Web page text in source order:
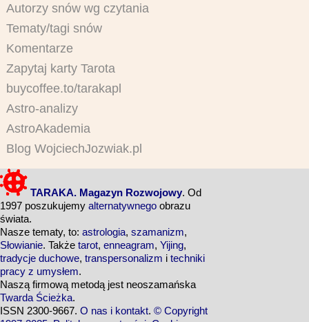
Autorzy snów wg czytania
Tematy/tagi snów
Komentarze
Zapytaj karty Tarota
buycoffee.to/tarakapl
Astro-analizy
AstroAkademia
Blog WojciechJozwiak.pl
TARAKA. Magazyn Rozwojowy. Od
1997 poszukujemy alternatywnego obrazu
świata.
Nasze tematy, to: astrologia, szamanizm,
Słowianie. Także tarot, enneagram, Yijing,
tradycje duchowe, transpersonalizm i techniki
pracy z umysłem.
Naszą firmową metodą jest neoszamańska
Twarda Ścieżka.
ISSN 2300-9667. O nas i kontakt. © Copyright